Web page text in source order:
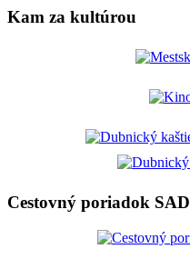
Kam za kultúrou
Cestovný poriadok SAD